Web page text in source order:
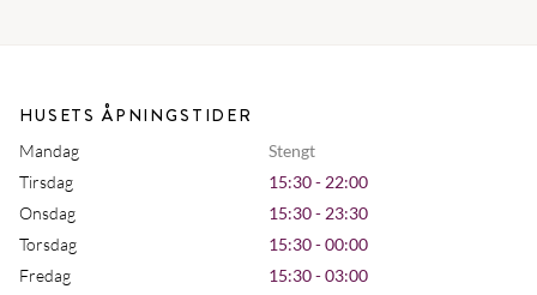
HUSETS ÅPNINGSTIDER
Mandag
Stengt
Tirsdag
15:30 - 22:00
Onsdag
15:30 - 23:30
Torsdag
15:30 - 00:00
Fredag
15:30 - 03:00